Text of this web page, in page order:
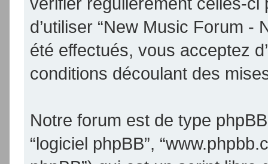
d’utiliser “New Music Forum -
été effectués, vous acceptez
conditions découlant des
Notre forum est de type phpBB
“logiciel phpBB”,